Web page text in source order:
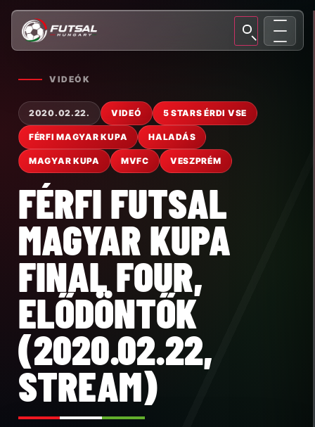
VIDEÓK
2020.02.22. VIDEÓ 5 STARS ÉRDI VSE
FÉRFI MAGYAR KUPA HALADÁS
MAGYAR KUPA MVFC VESZPRÉM
FÉRFI FUTSAL
MAGYAR KUPA
FINAL FOUR,
ELŐDÖNTŐK
(2020.02.22,
STREAM)